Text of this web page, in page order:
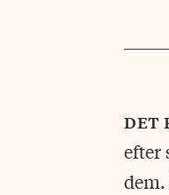
det
efter